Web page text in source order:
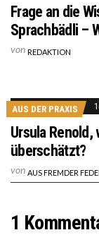
Frage an die
Sprachbädli –
von REDAKTION
AUS DER PRAXIS
Ursula Renold,
überschätzt?
von AUS FREMDER
1